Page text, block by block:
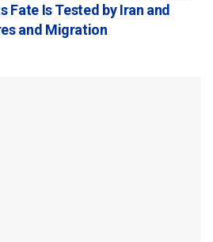
Fate Is Tested by Iran and
and Migration